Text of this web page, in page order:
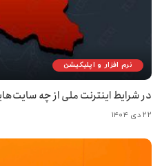
نرم افزار و اپلیکیشن
در شرایط اینترنت ملی از چه
۲۲ دی ۱۴۰۴